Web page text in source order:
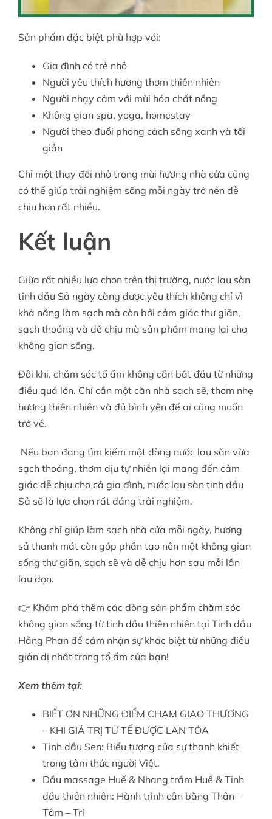
Sản phẩm đặc biệt phù hợp với:
Gia đình có trẻ nhỏ
Người yêu thích hương thơm thiên nhiên
Người nhạy cảm với mùi hóa chất nồng
Không gian spa, yoga, homestay
Người theo đuổi phong cách sống xanh và tối
giản
Chỉ một thay đổi nhỏ trong mùi hương nhà cửa cũng
có thể giúp trải nghiệm sống mỗi ngày trở nên dễ
chịu hơn rất nhiều.
Kết luận
Giữa rất nhiều lựa chọn trên thị trường, nước lau sàn
tinh dầu Sả ngày càng được yêu thích không chỉ vì
khả năng làm sạch mà còn bởi cảm giác thư giãn,
sạch thoáng và dễ chịu mà sản phẩm mang lại cho
không gian sống.
Đôi khi, chăm sóc tổ ấm không cần bắt đầu từ những
điều quá lớn. Chỉ cần một căn nhà sạch sẽ, thơm nhẹ
hương thiên nhiên và đủ bình yên để ai cũng muốn
trở về.
Nếu bạn đang tìm kiếm một dòng nước lau sàn vừa
sạch thoáng, thơm dịu tự nhiên lại mang đến cảm
giác dễ chịu cho cả gia đình, nước lau sàn tinh dầu
Sả sẽ là lựa chọn rất đáng trải nghiệm.
Không chỉ giúp làm sạch nhà cửa mỗi ngày, hương
sả thanh mát còn góp phần tạo nên một không gian
sống thư giãn, sạch sẽ và dễ chịu hơn sau mỗi lần
lau dọn.
👉 Khám phá thêm các dòng sản phẩm chăm sóc
không gian sống từ tinh dầu thiên nhiên tại Tinh dầu
Hằng Phan để cảm nhận sự khác biệt từ những điều
giản dị nhất trong tổ ấm của bạn!
Xem thêm tại:
BIẾT ƠN NHỮNG ĐIỂM CHẠM GIAO THƯƠNG
– KHI GIÁ TRỊ TỬ TẾ ĐƯỢC LAN TỎA
Tinh dầu Sen: Biểu tượng của sự thanh khiết
trong tâm thức người Việt.
Dầu massage Huế & Nhang trầm Huế & Tinh
dầu thiên nhiên: Hành trình cân bằng Thân –
Tâm – Trí